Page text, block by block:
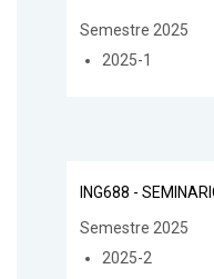
Semestre 2025
2025-1
ING688 -
Semestre 2025
2025-2